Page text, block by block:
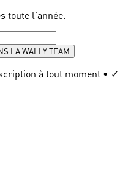
toute l'année.
LA WALLY TEAM
à tout moment • ✓